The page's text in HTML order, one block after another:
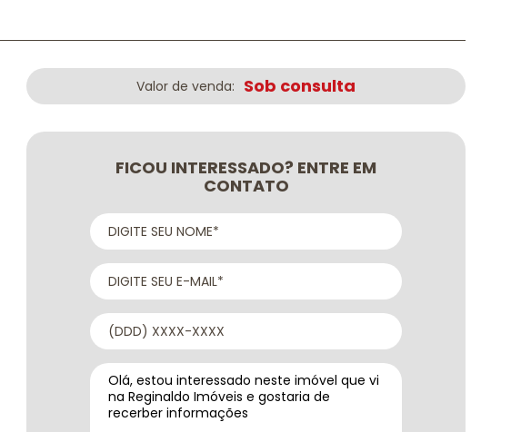
Valor de venda: Sob consulta
FICOU INTERESSADO? ENTRE EM
CONTATO